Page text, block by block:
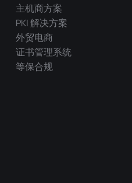
主机商方案
PKI 解决方案
外贸电商
证书管理系统
等保合规